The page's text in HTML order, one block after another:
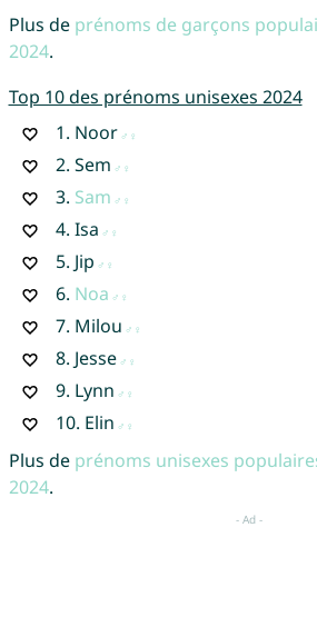
Plus de prénoms de garçons
2024.
Top 10 des prénoms unisexes 2024
1. Noor
2. Sem
3. Sam
4. Isa
5. Jip
6. Noa
7. Milou
8. Jesse
9. Lynn
10. Elin
Plus de prénoms unisexes
2024.